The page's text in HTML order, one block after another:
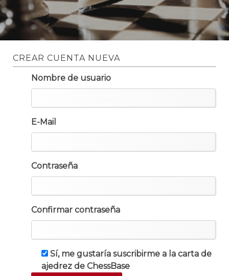
CREAR CUENTA NUEVA
Nombre de usuario
E-Mail
Contraseña
Confirmar contraseña
Sí, me gustaría suscribirme a la carta de
ajedrez de ChessBase